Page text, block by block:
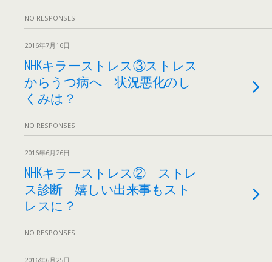
NO RESPONSES
2016年7月16日
NHKキラーストレス③ストレス
からうつ病へ 状況悪化のし
くみは？
NO RESPONSES
2016年6月26日
NHKキラーストレス② ストレ
ス診断 嬉しい出来事もスト
レスに？
NO RESPONSES
2016年6月25日